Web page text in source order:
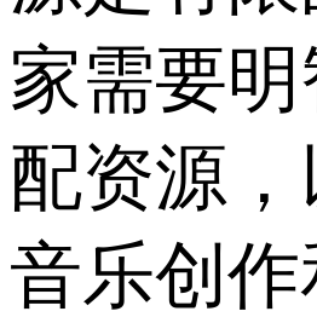
家需要
配资源
音乐创